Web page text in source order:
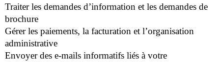
Traiter les demandes d’information et les demandes de
brochure
Gérer les paiements, la facturation et l’organisation
administrative
Envoyer des e-mails informatifs liés à votre